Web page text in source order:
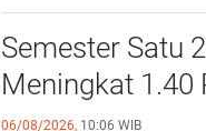
Semester Satu
Meningkat 1.40
06/08/2026, 10:06 WIB